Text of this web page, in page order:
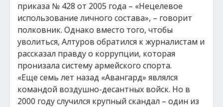
приказа № 428 от 2005 года – «Нецелевое
использование личного состава», – говорит
полковник. Однако вместо того, чтобы
уволиться, Алтуров обратился к журналистам и
рассказал правду о коррупции, которая
пронизала систему армейского спорта.
«Еще семь лет назад «Авангард» являлся
командой воздушно-десантных войск. Но в
2000 году случился крупный скандал – один из